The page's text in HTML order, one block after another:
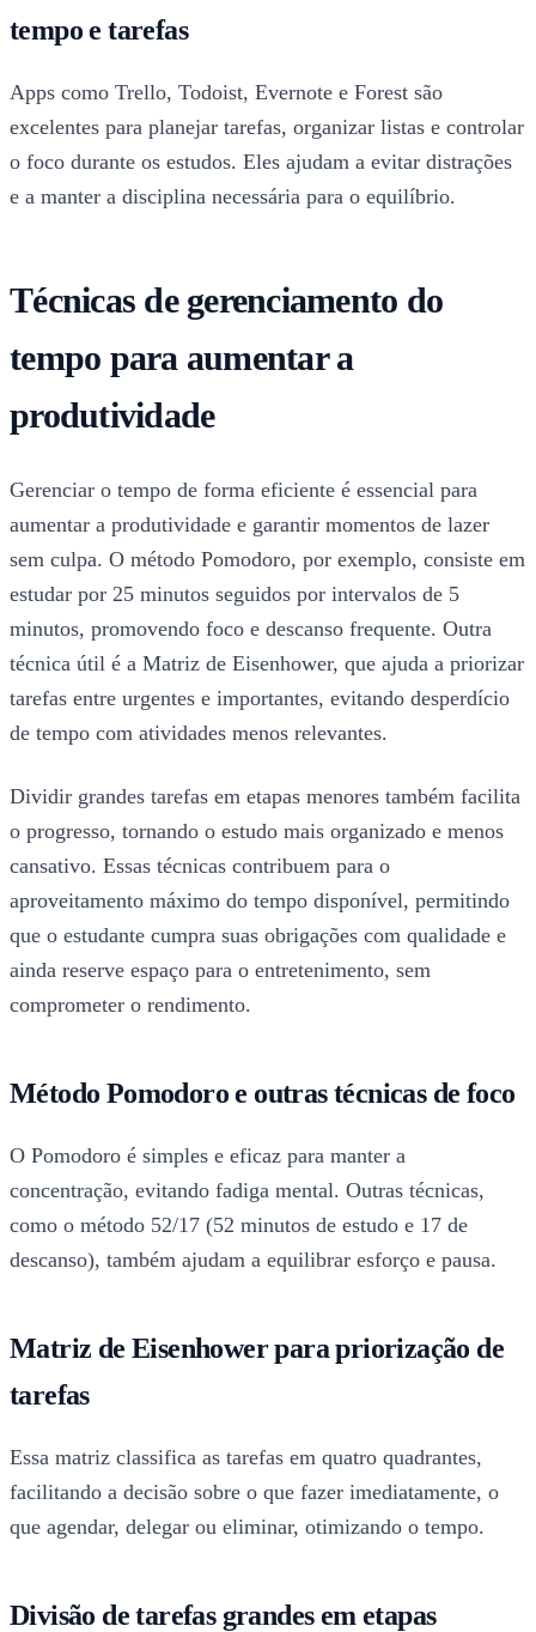
tempo e tarefas
Apps como Trello, Todoist, Evernote e Forest são
excelentes para planejar tarefas, organizar listas e controlar
o foco durante os estudos. Eles ajudam a evitar distrações
e a manter a disciplina necessária para o equilíbrio.
Técnicas de gerenciamento do
tempo para aumentar a
produtividade
Gerenciar o tempo de forma eficiente é essencial para
aumentar a produtividade e garantir momentos de lazer
sem culpa. O método Pomodoro, por exemplo, consiste em
estudar por 25 minutos seguidos por intervalos de 5
minutos, promovendo foco e descanso frequente. Outra
técnica útil é a Matriz de Eisenhower, que ajuda a priorizar
tarefas entre urgentes e importantes, evitando desperdício
de tempo com atividades menos relevantes.
Dividir grandes tarefas em etapas menores também facilita
o progresso, tornando o estudo mais organizado e menos
cansativo. Essas técnicas contribuem para o
aproveitamento máximo do tempo disponível, permitindo
que o estudante cumpra suas obrigações com qualidade e
ainda reserve espaço para o entretenimento, sem
comprometer o rendimento.
Método Pomodoro e outras técnicas de foco
O Pomodoro é simples e eficaz para manter a
concentração, evitando fadiga mental. Outras técnicas,
como o método 52/17 (52 minutos de estudo e 17 de
descanso), também ajudam a equilibrar esforço e pausa.
Matriz de Eisenhower para priorização de
tarefas
Essa matriz classifica as tarefas em quatro quadrantes,
facilitando a decisão sobre o que fazer imediatamente, o
que agendar, delegar ou eliminar, otimizando o tempo.
Divisão de tarefas grandes em etapas